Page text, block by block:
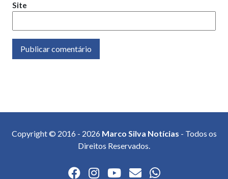
Site
Copyright © 2016 - 2026 Marco Silva Notícias - Todos os
Direitos Reservados.